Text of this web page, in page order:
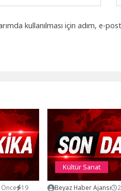
kullanılması için adım, e-
19
Kültür Sanat
Beyaz Haber Ajansı